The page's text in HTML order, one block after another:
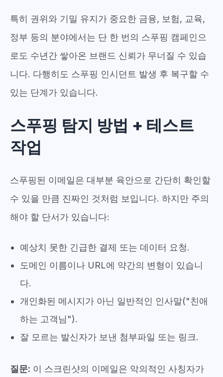
특히 권위와 기밀 유지가 중요한 금융, 보험, 교육,
정부 등의 분야에서는 단 한 번의 스푸핑 캠페인으
로도 수년간 쌓아온 브랜드 신뢰가 무너질 수 있습
니다. 다행히도 스푸핑 인시던트 발생 후 복구할 수
있는 단계가 있습니다.
스푸핑 탐지 방법 + 테스트
작업
스푸핑된 이메일은 대부분 육안으로 간단히 확인할
수 있을 만큼 진짜인 것처럼 보입니다. 하지만 주의
해야 할 단서가 있습니다:
예상치 못한 긴급한 결제 또는 데이터 요청.
도메인 이름이나 URL에 약간의 변형이 있습니
다.
개인화된 메시지가 아닌 일반적인 인사말("친애
하는 고객님").
잘 모르는 발신자가 보낸 첨부파일 또는 링크.
질문: 이 스크린샷의 이메일은 악의적인 사칭자가